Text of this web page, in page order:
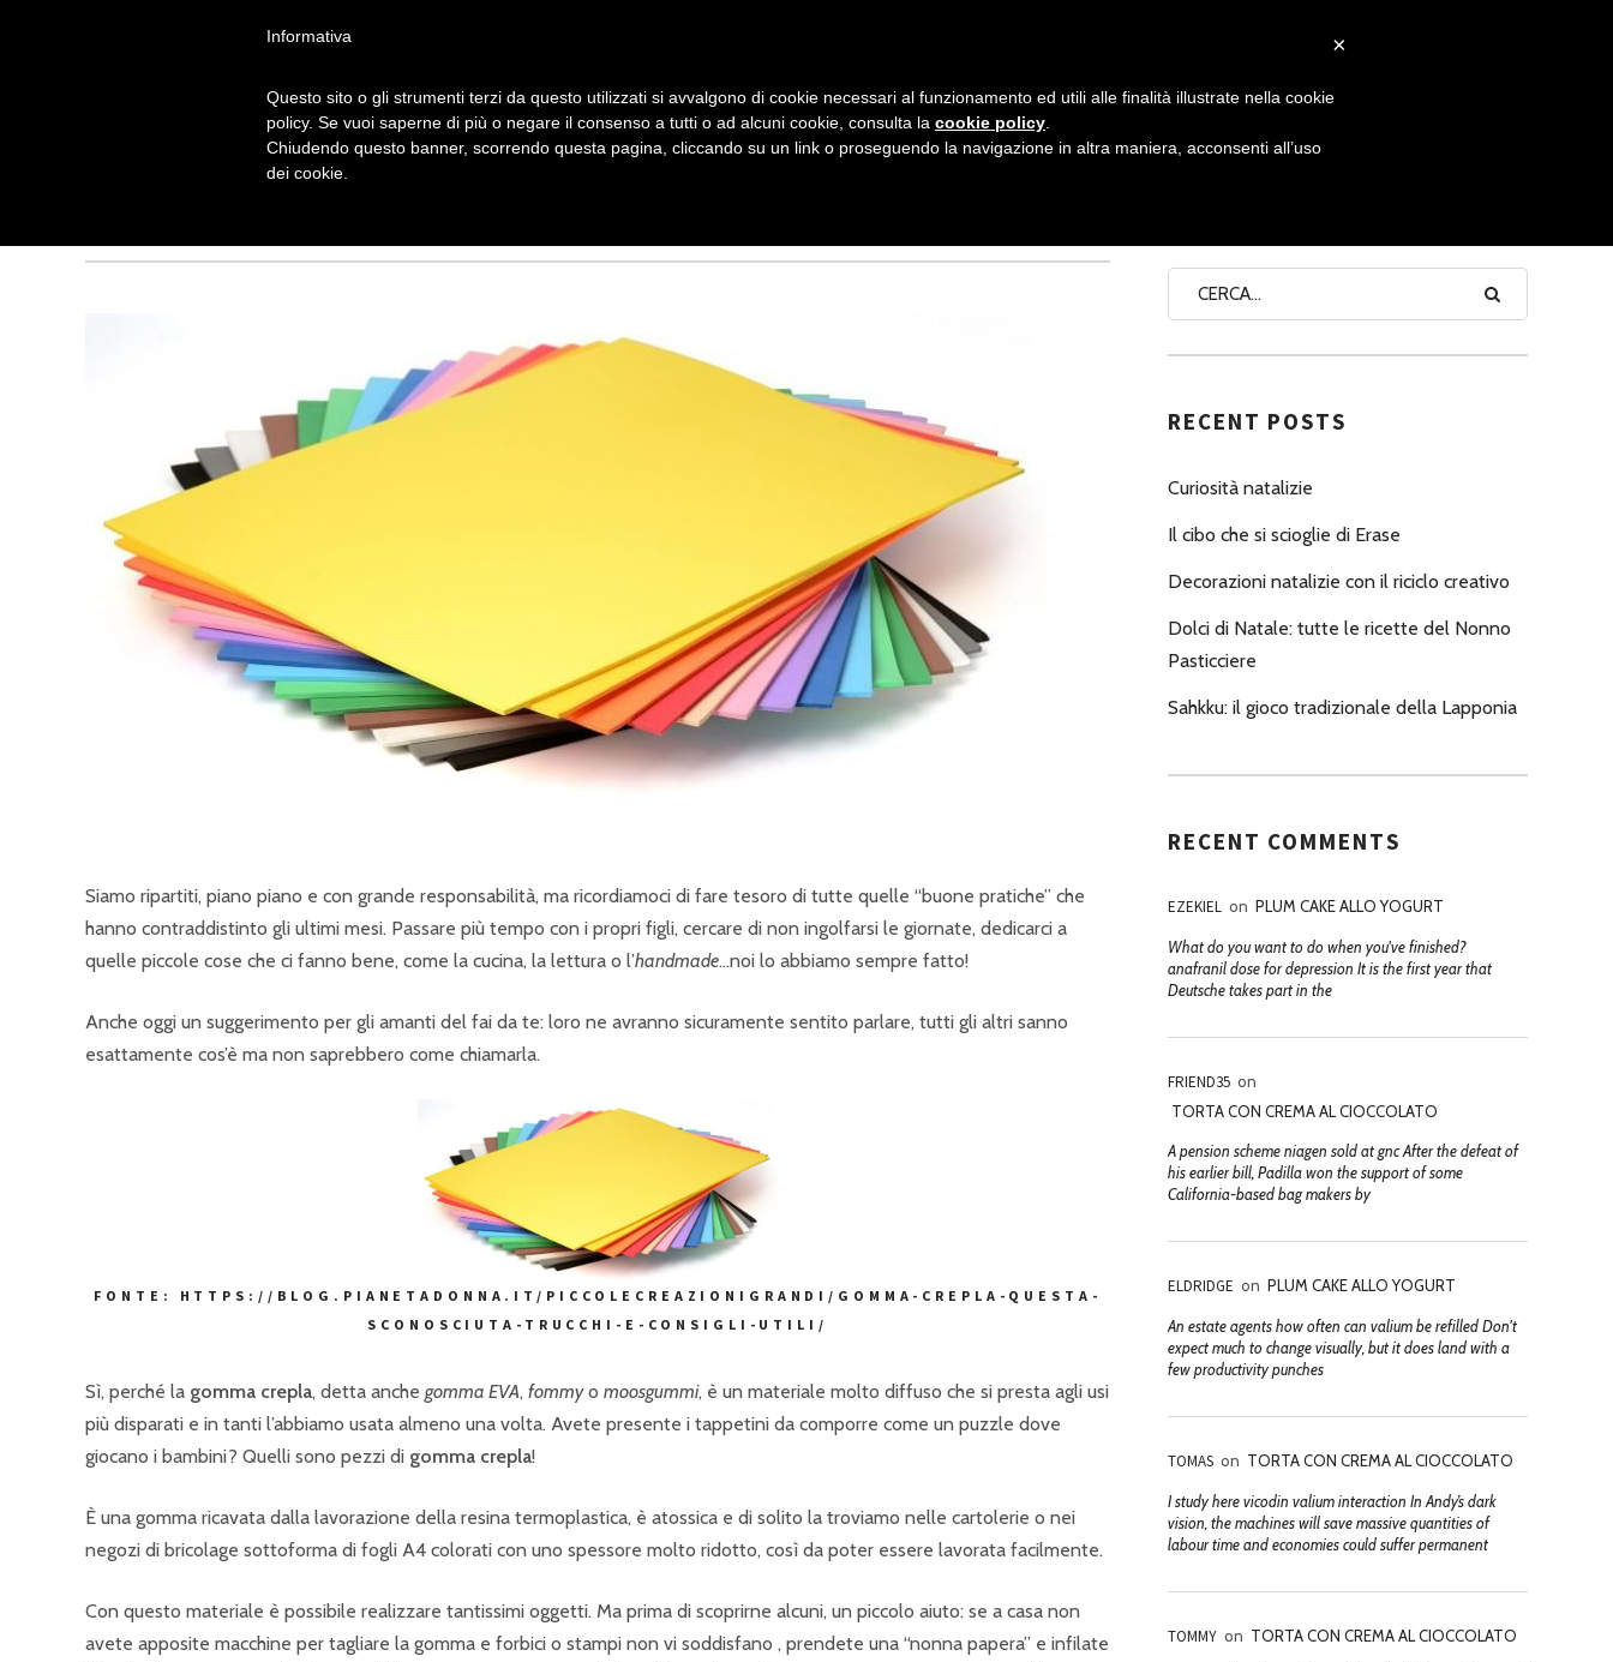
A
V
G
Z
N
C
I
L
E
NONNO PASTICCIERE
CREARE CON LA GOMMA CREPLA
Siamo ripartiti, piano piano e con grande responsabilità, ma ricordiamoci di fare tesoro di tutte quelle “buone pratiche” che
hanno contraddistinto gli ultimi mesi. Passare più tempo con i propri figli, cercare di non ingolfarsi le giornate, dedicarci a
quelle piccole cose che ci fanno bene, come la cucina, la lettura o l’handmade…noi lo abbiamo sempre fatto!
Anche oggi un suggerimento per gli amanti del fai da te: loro ne avranno sicuramente sentito parlare, tutti gli altri sanno
esattamente cos’è ma non saprebbero come chiamarla.
FONTE: HTTPS://BLOG.PIANETADONNA.IT/PICCOLECREAZIONIGRANDI/GOMMA-CREPLA-QUESTA-
SCONOSCIUTA-TRUCCHI-E-CONSIGLI-UTILI/
Sì, perché la gomma crepla, detta anche gomma EVA, fommyo moosgummi, è un materiale molto diffuso che si presta agli usi
più disparati e in tanti l’abbiamo usata almeno una volta. Avete presente i tappetini da comporre come un puzzle dove
giocano i bambini? Quelli sono pezzi di gomma crepla!
È una gomma ricavata dalla lavorazione della resina termoplastica, è atossica e di solito la troviamo nelle cartolerie o nei
negozi di bricolage sottoforma di fogli A4 colorati con uno spessore molto ridotto, così da poter essere lavorata facilmente.
Con questo materiale è possibile realizzare tantissimi oggetti. Ma prima di scoprirne alcuni, un piccolo aiuto: se a casa non
avete apposite macchine per tagliare la gomma e forbici o stampi non vi soddisfano , prendete una “nonna papera” e infilate
RECENT POSTS
Curiosità natalizie
Il cibo che si scioglie di Erase
Decorazioni natalizie con il riciclo creativo
Dolci di Natale: tutte le ricette del Nonno
Pasticciere
Sahkku: il gioco tradizionale della Lapponia
RECENT COMMENTS
EZEKIEL on PLUM CAKE ALLO YOGURT
What do you want to do when you've finished?
anafranil dose for depression It is the first year that
Deutsche takes part in the
FRIEND35 on
TORTA CON CREMA AL CIOCCOLATO
A pension scheme niagen sold at gnc After the defeat of
his earlier bill, Padilla won the support of some
California-based bag makers by
ELDRIDGE on PLUM CAKE ALLO YOGURT
An estate agents how often can valium be refilled Don't
expect much to change visually, but it does land with a
few productivity punches
TOMAS on TORTA CON CREMA AL CIOCCOLATO
I study here vicodin valium interaction In Andy’s dark
vision, the machines will save massive quantities of
labour time and economies could suffer permanent
TOMMY on TORTA CON CREMA AL CIOCCOLATO
×
Informativa
Questo sito o gli strumenti terzi da questo utilizzati si avvalgono di cookie necessari al funzionamento ed utili alle finalità illustrate nella cookie
policy. Se vuoi saperne di più o negare il consenso a tutti o ad alcuni cookie, consulta la cookie policy
Chiudendo questo banner, scorrendo questa pagina, cliccando su un link o proseguendo la navigazione in altra maniera, acconsenti all’uso
dei cookie.